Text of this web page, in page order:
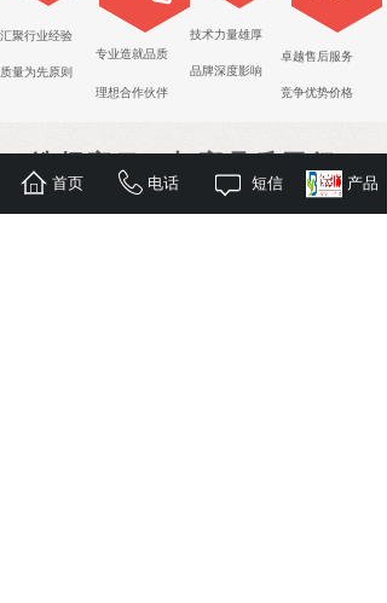
专业造就品质
理想合作伙伴
技术力量雄厚
品牌深度影响
汇聚行业经验
质量为先原则
卓越售后服务
竞争优势价格
选择宝云，与高品质同行
首页 电话 短信 产品